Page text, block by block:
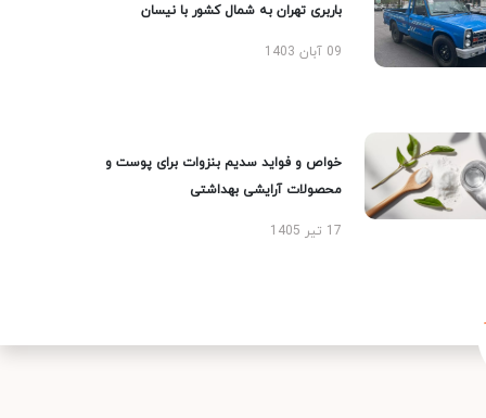
باربری تهران به شمال کشور با نیسان
09 آبان 1403
خواص و فواید سدیم بنزوات برای پوست و
محصولات آرایشی بهداشتی
17 تیر 1405